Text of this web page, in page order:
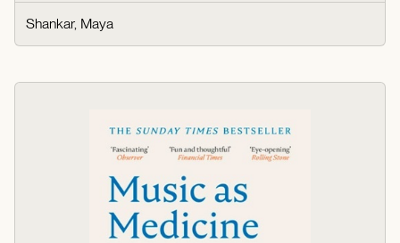
Shankar, Maya